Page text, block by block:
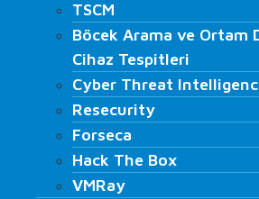
Böcek Arama ve Ortam
Cihaz Tespitleri
Cyber Threat
Resecurity
Forseca
Hack The Box
VMRay
TSCM
Böcek Arama ve Ortam
Cihaz Tespitleri
Cyber Threat
Resecurity
Forseca
Hack The Box
VMRay